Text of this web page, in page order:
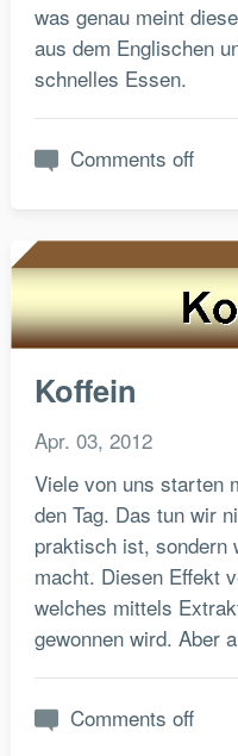
was genau meint
aus dem Englischen
schnelles Essen.
Comments off
Koffein
Apr. 03, 2012
Viele von uns starten
den Tag. Das tun wir
praktisch ist, sondern
macht. Diesen Effekt
welches mittels
gewonnen wird. Aber
Comments off